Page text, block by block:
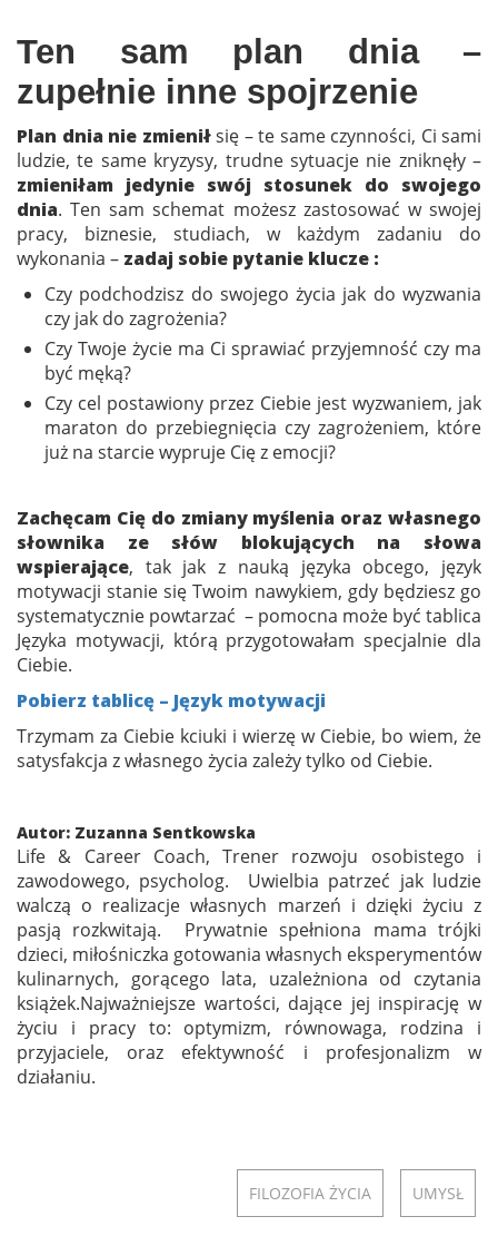
Ten sam plan dnia –
zupełnie inne spojrzenie
Plan dnia nie zmieniłsię – te same czynności, Ci sami
ludzie, te same kryzysy, trudne sytuacje nie zniknęły –
zmieniłam jedynie swój stosunek do swojego
dnia. Ten sam schemat możesz zastosować w swojej
pracy, biznesie, studiach, w każdym zadaniu do
wykonania – zadaj sobie pytanie klucze :
Czy podchodzisz do swojego życia jak do wyzwania
czy jak do zagrożenia?
Czy Twoje życie ma Ci sprawiać przyjemność czy ma
być męką?
Czy cel postawiony przez Ciebie jest wyzwaniem, jak
maraton do przebiegnięcia czy zagrożeniem, które
już na starcie wypruje Cię z emocji?
Zachęcam Cię do zmiany myślenia oraz własnego
słownika ze słów blokujących na słowa
wspierające, tak jak z nauką języka obcego, język
motywacji stanie się Twoim nawykiem, gdy będziesz go
systematycznie powtarzać – pomocna może być tablica
Języka motywacji, którą przygotowałam specjalnie dla
Ciebie.
Pobierz tablicę – Język motywacji
Trzymam za Ciebie kciuki i wierzę w Ciebie, bo wiem, że
satysfakcja z własnego życia zależy tylko od Ciebie.
Autor: Zuzanna Sentkowska
Life & Career Coach, Trener rozwoju osobistego i
zawodowego, psycholog. Uwielbia patrzeć jak ludzie
walczą o realizacje własnych marzeń i dzięki życiu z
pasją rozkwitają. Prywatnie spełniona mama trójki
dzieci, miłośniczka gotowania własnych eksperymentów
kulinarnych, gorącego lata, uzależniona od czytania
książek.Najważniejsze wartości, dające jej inspirację w
życiu i pracy to: optymizm, równowaga, rodzina i
przyjaciele, oraz efektywność i profesjonalizm w
działaniu.
FILOZOFIA ŻYCIA UMYSŁ